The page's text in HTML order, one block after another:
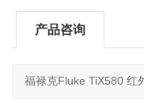
产品咨询